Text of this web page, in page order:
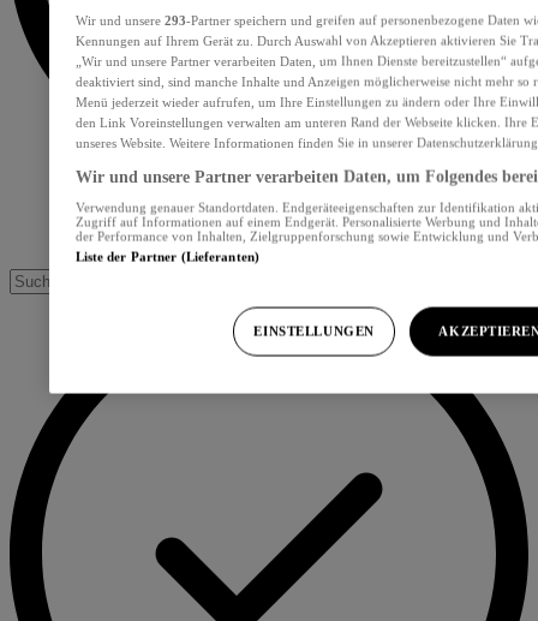
Wir und unsere 293-Partner speichern und greifen auf personenbezogene Daten
Kennungen auf Ihrem Gerät zu. Durch Auswahl von Akzeptieren aktivieren Sie
„Wir und unsere Partner verarbeiten Daten, um Ihnen Dienste bereitzustellen“
deaktiviert sind, sind manche Inhalte und Anzeigen möglicherweise nicht mehr so
Menü jederzeit wieder aufrufen, um Ihre Einstellungen zu ändern oder Ihre
den Link Voreinstellungen verwalten am unteren Rand der Webseite klicken. Ihre
unseres Website. Weitere Informationen finden Sie in unserer
Wir und unsere Partner verarbeiten Daten, um Folgendes
Verwendung genauer Standortdaten. Endgeräteeigenschaften zur Identifikation
Zugriff auf Informationen auf einem Endgerät. Personalisierte Werbung und
der Performance von Inhalten, Zielgruppenforschung sowie Entwicklung und
Liste der Partner (Lieferanten)
EINSTELLUNGEN